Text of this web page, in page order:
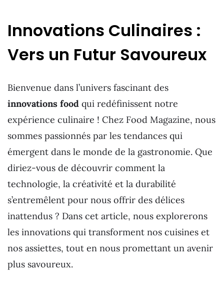
Innovations Culinaires :
Vers un Futur Savoureux
Bienvenue dans l’univers fascinant des
innovations food qui redéfinissent notre
expérience culinaire ! Chez Food Magazine, nous
sommes passionnés par les tendances qui
émergent dans le monde de la gastronomie. Que
diriez-vous de découvrir comment la
technologie, la créativité et la durabilité
s’entremêlent pour nous offrir des délices
inattendus ? Dans cet article, nous explorerons
les innovations qui transforment nos cuisines et
nos assiettes, tout en nous promettant un avenir
plus savoureux.